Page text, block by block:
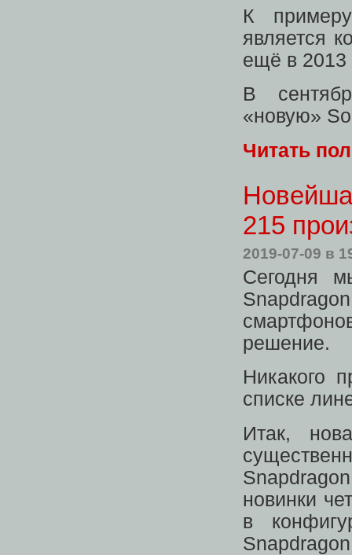
К
является
ещё в 2013
В
«новую»
Читать
215
2019-07-09 в
Сегодня
решение.
Никакого
списке
Итак,
новинки
в